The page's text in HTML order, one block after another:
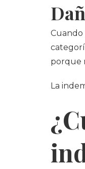
Cuando
porque
La